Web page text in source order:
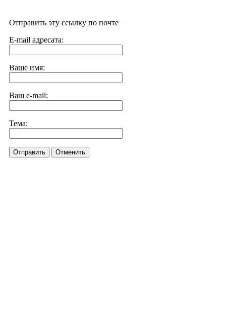
Отправить эту ссылку по почте
E-mail адресата:
Ваше имя:
Ваш e-mail:
Тема:
Отправить Отменить